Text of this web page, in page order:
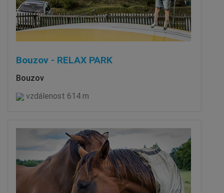
Bouzov - RELAX PARK
Bouzov
vzdálenost 614 m